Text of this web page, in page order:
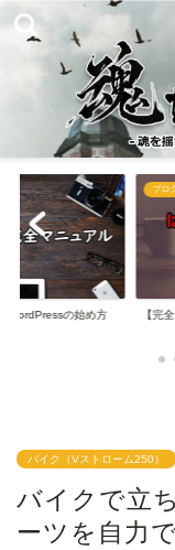
WordPressの始め方
ブロ
【完
バイク（Vストローム250）
バイクで立
ーツを自力